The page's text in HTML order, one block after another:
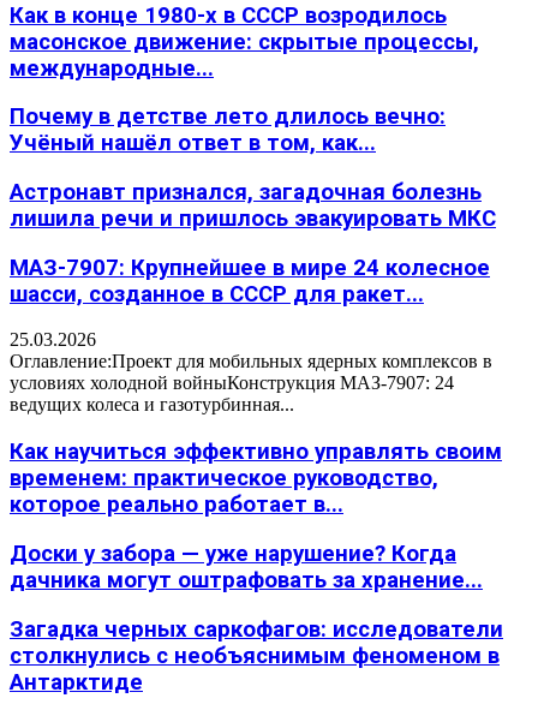
Как в конце 1980-х в СССР возродилось
масонское движение: скрытые процессы,
международные...
Почему в детстве лето длилось вечно:
Учёный нашёл ответ в том, как...
Астронавт признался, загадочная болезнь
лишила речи и пришлось эвакуировать МКС
МАЗ-7907: Крупнейшее в мире 24 колесное
шасси, созданное в СССР для ракет...
25.03.2026
Оглавление:Проект для мобильных ядерных комплексов в
условиях холодной войныКонструкция МАЗ-7907: 24
ведущих колеса и газотурбинная...
Как научиться эффективно управлять своим
временем: практическое руководство,
которое реально работает в...
Доски у забора — уже нарушение? Когда
дачника могут оштрафовать за хранение...
Загадка черных саркофагов: исследователи
столкнулись с необъяснимым феноменом в
Антарктиде